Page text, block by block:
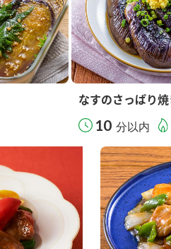
なすのさっぱり
10 分以内